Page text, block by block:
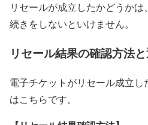
リセールが成立したかどうか
続きをしないといけません。
リセール結果の確認方法
電子チケットがリセール成立
はこちらです。